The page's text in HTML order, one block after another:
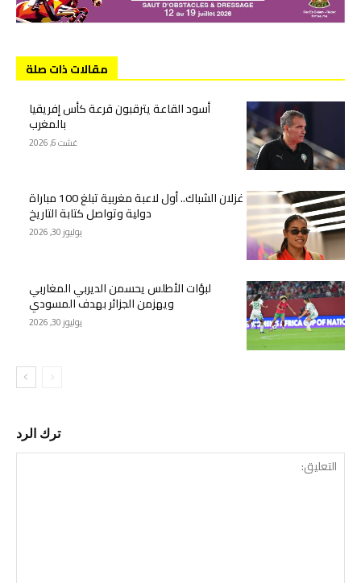
مقالات ذات صلة
أسود القاعة يترقبون قرعة كأس إفريقيا
بالمغرب
غشت 6, 2026
غزلان الشباك.. أول لاعبة مغربية تبلغ 100 مباراة
دولية وتواصل كتابة التاريخ
يوليوز 30, 2026
لبؤات الأطلس يحسمن الديربي المغاربي
ويهزمن الجزائر بهدف المسودي
يوليوز 30, 2026
ترك الرد